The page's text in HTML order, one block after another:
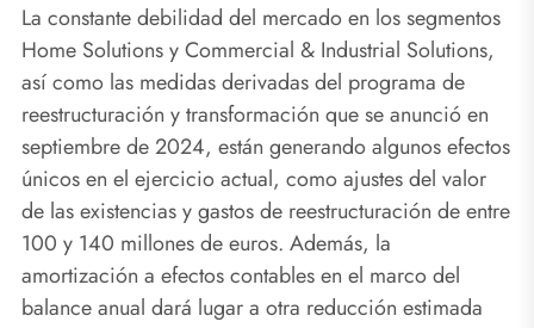
La constante debilidad del mercado en los segmentos
Home Solutions y Commercial & Industrial Solutions,
así como las medidas derivadas del programa de
reestructuración y transformación que se anunció en
septiembre de 2024, están generando algunos efectos
únicos en el ejercicio actual, como ajustes del valor
de las existencias y gastos de reestructuración de entre
100 y 140 millones de euros. Además, la
amortización a efectos contables en el marco del
balance anual dará lugar a otra reducción estimada